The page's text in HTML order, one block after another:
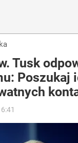
Tusk
Poszukaj
6:41